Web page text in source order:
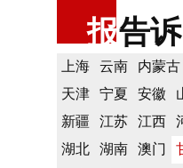
报告诉
上海 云南 内蒙古
天津
宁夏 安徽
新疆
江苏 江西
湖北
湖南 澳门